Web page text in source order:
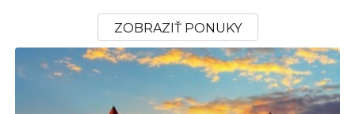
ZOBRAZIŤ PONUKY